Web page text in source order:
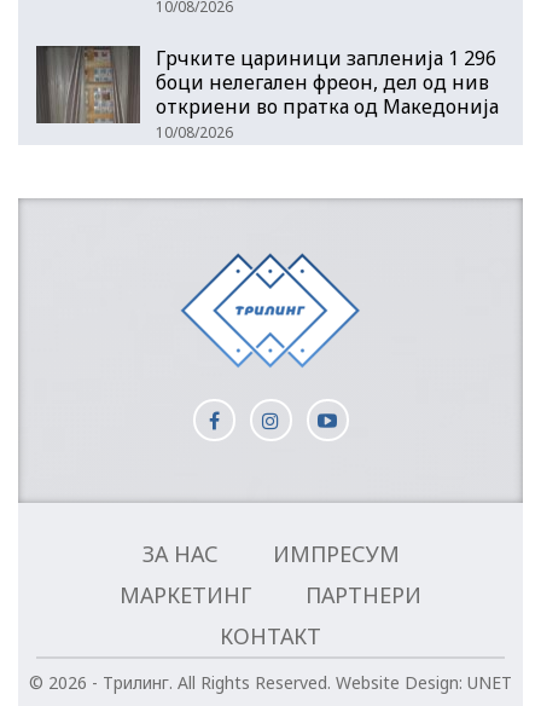
10/08/2026
Грчките цариници запленија 1 296
боци нелегален фреон, дел од нив
откриени во пратка од Македонија
10/08/2026
ЗА НАС
ИМПРЕСУМ
МАРКЕТИНГ
ПАРТНЕРИ
КОНТАКТ
© 2026 - Трилинг. All Rights Reserved. Website Design: UNET